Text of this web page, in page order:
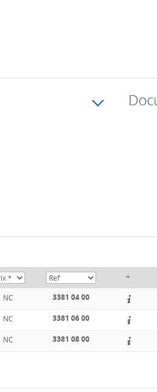
+
NC 3381 04 00
NC 3381 06 00
NC 3381 08 00